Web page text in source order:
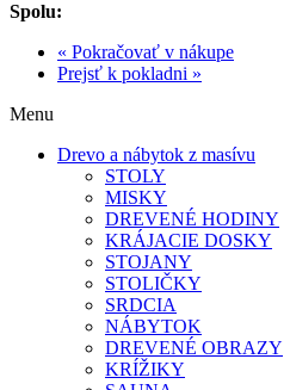
Spolu:
« Pokračovať v nákupe
Prejsť k pokladni »
Menu
Drevo a nábytok z masívu
STOLY
MISKY
DREVENÉ HODINY
KRÁJACIE DOSKY
STOJANY
STOLIČKY
SRDCIA
NÁBYTOK
DREVENÉ OBRAZY
KRÍŽIKY